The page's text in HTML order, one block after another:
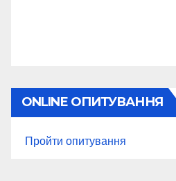
ONLINE ОПИТУВАННЯ
Пройти опитування